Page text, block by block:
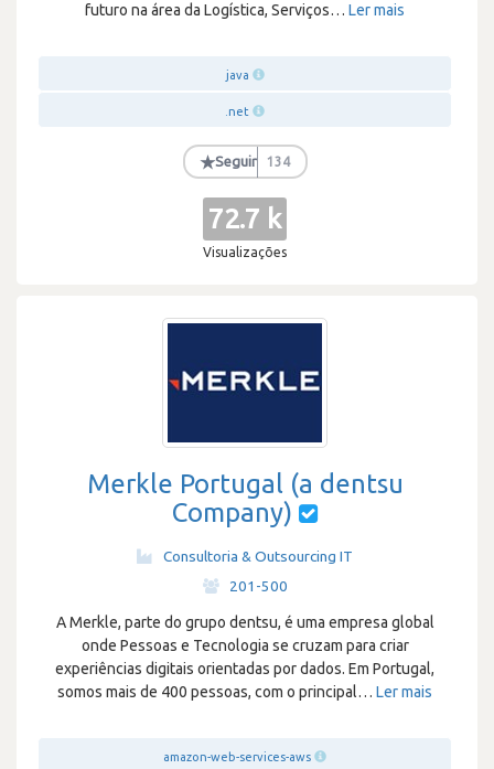
futuro na área da Logística, Serviços… Ler mais
java
.net
★Seguir 134
72.7 k
Visualizações
Merkle Portugal (a dentsu
Company)
Consultoria & Outsourcing IT
201-500
A Merkle, parte do grupo dentsu, é uma empresa global
onde Pessoas e Tecnologia se cruzam para criar
experiências digitais orientadas por dados. Em Portugal,
somos mais de 400 pessoas, com o principal… Ler mais
amazon-web-services-aws